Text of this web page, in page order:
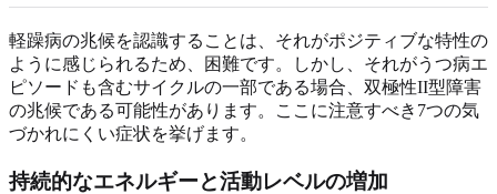
軽躁病の兆候を認識することは、それがポジティブな特性の
ように感じられるため、困難です。しかし、それがうつ病エ
ピソードも含むサイクルの一部である場合、双極性II型障害
の兆候である可能性があります。ここに注意すべき7つの気
づかれにくい症状を挙げます。
持続的なエネルギーと活動レベルの増加